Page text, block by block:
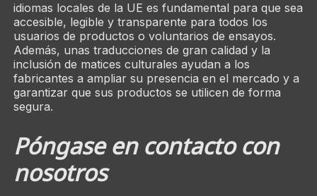
idiomas locales de la UE es fundamental para que sea
accesible, legible y transparente para todos los
usuarios de productos o voluntarios de ensayos.
Además, unas traducciones de gran calidad y la
inclusión de matices culturales ayudan a los
fabricantes a ampliar su presencia en el mercado y a
garantizar que sus productos se utilicen de forma
segura.
Póngase en contacto con
nosotros